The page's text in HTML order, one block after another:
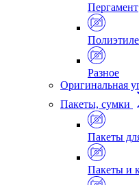
Пергамент
Разное
Оригинальная
Пакеты, сумки
Пакеты
Пакеты и